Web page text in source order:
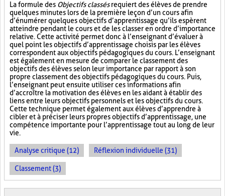
La formule des Objectifs classésrequiert des élèves de prendre
quelques minutes lors de la première leçon d’un cours afin
d’énumérer quelques objectifs d’apprentissage qu’ils espèrent
atteindre pendant le cours et de les classer en ordre d’importance
relative. Cette activité permet donc à l’enseignant d’évaluer à
quel point les objectifs d’apprentissage choisis par les élèves
correspondent aux objectifs pédagogiques du cours. L’enseignant
est également en mesure de comparer le classement des
objectifs des élèves selon leur importance par rapport à son
propre classement des objectifs pédagogiques du cours. Puis,
l’enseignant peut ensuite utiliser ces informations afin
d’accroître la motivation des élèves en les aidant à établir des
liens entre leurs objectifs personnels et les objectifs du cours.
Cette technique permet également aux élèves d’apprendre à
cibler et à préciser leurs propres objectifs d’apprentissage, une
compétence importante pour l’apprentissage tout au long de leur
vie.
Analyse critique (12) Réflexion individuelle (31)
Classement (3)